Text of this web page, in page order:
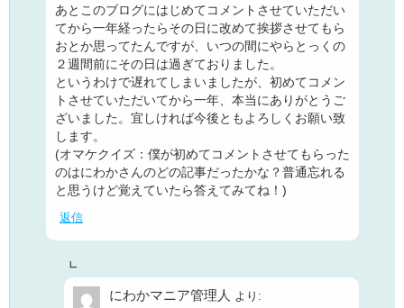
あとこのブログにはじめてコメントさせていただい
てから一年経ったらその日に改めて挨拶させてもら
おとか思ってたんですが、いつの間にやらとっくの
２週間前にその日は過ぎておりました。
というわけで遅れてしまいましたが、初めてコメン
トさせていただいてから一年、本当にありがとうご
ざいました。宜しければ今後ともよろしくお願い致
します。
(オマケクイズ：僕が初めてコメントさせてもらった
のはにわかさんのどの記事だったかな？普通忘れる
と思うけど覚えていたら答えてみてね！)
返信
にわかマニア管理人 より: